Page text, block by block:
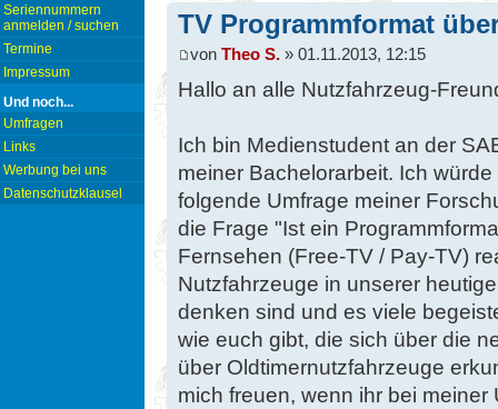
Seriennummern
anmelden / suchen
Termine
Impressum
Und noch...
Umfragen
Links
Werbung bei uns
Datenschutzklausel
TV Programmformat
von Theo S. » 01.11.2013, 12:15
Hallo an alle Nutzfahrzeug-
Ich bin Medienstudent an der
meiner Bachelorarbeit. Ich
folgende Umfrage meiner
die Frage "Ist ein
Fernsehen (Free-TV / Pay-TV)
Nutzfahrzeuge in unserer
denken sind und es viele
wie euch gibt, die sich über die
über Oldtimernutzfahrzeuge
mich freuen, wenn ihr bei